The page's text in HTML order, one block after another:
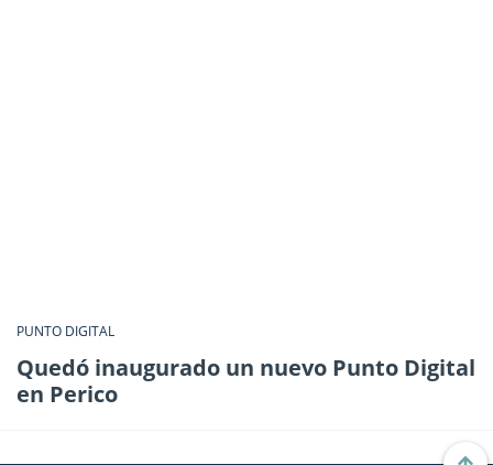
PUNTO DIGITAL
Quedó inaugurado un nuevo Punto Digital
en Perico